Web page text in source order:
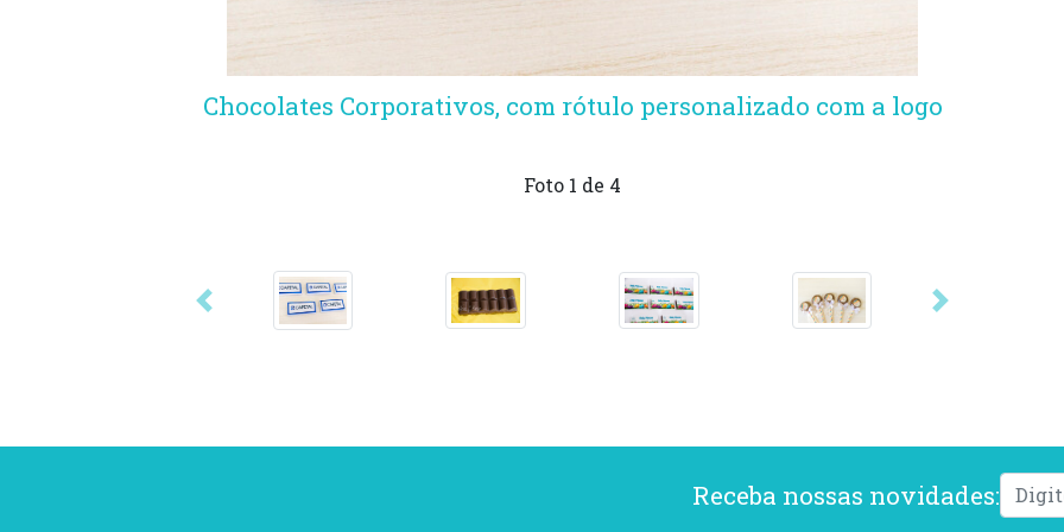
Chocolates Corporativos, com rótulo personalizado com a logo
Foto 1 de 4
Anterior Próxima
Receba nossas novidades: